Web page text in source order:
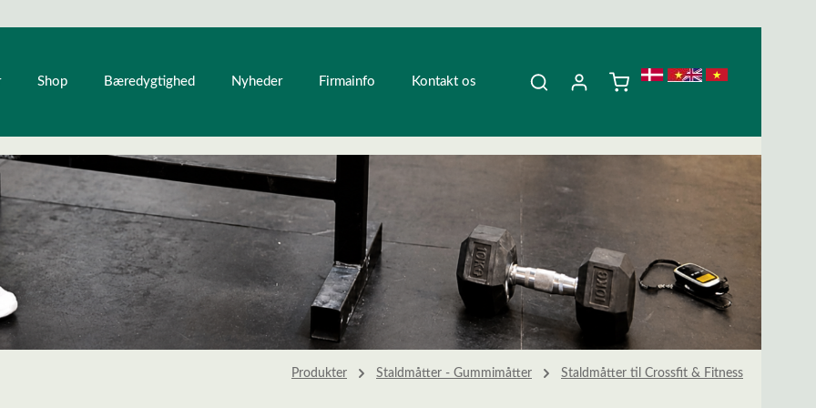
Shop Bæredygtighed Nyheder Firmainfo Kontakt os
Produkter Staldmåtter - Gummimåtter Staldmåtter til Crossfit & Fitness